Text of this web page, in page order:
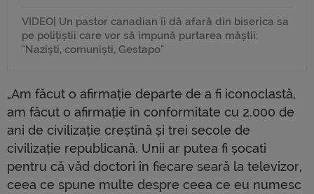
VIDEO| Un pastor canadian îi dă afară din biserica sa
pe polițiștii care vor să impună purtarea măștii:
"Naziști, comuniști, Gestapo"
„Am făcut o afirmație departe de a fi iconoclastă,
am făcut o afirmație în conformitate cu 2.000 de
ani de civilizație creștină și trei secole de
civilizație republicană. Unii ar putea fi șocati
pentru că văd doctori în fiecare seară la televizor,
ceea ce spune multe despre ceea ce eu numesc